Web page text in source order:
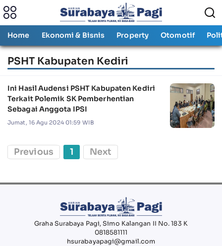
Home Ekonomi & Bisnis Property Otomotif
PSHT Kabupaten Kediri
Ini Hasil Audensi PSHT Kabupaten Kediri
Terkait Polemik SK Pemberhentian
Sebagai Anggota IPSI
Jumat, 16 Agu 2024 01:59 WIB
Previous 1 Next
Graha Surabaya Pagi, Simo Kalangan II No. 183 K
0818581111
hsurabayapagi@gmail.com